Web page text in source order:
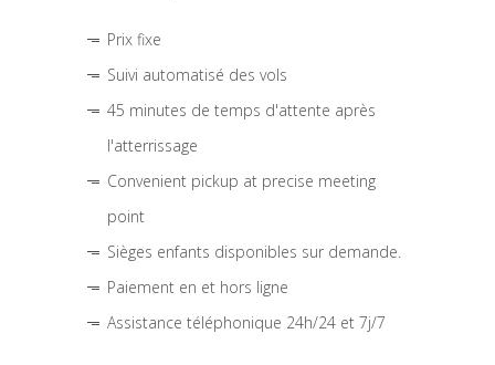
Prix fixe
Suivi automatisé des vols
45 minutes de temps d'attente après
l'atterrissage
Convenient pickup at precise meeting
point
Sièges enfants disponibles sur demande.
Paiement en et hors ligne
Assistance téléphonique 24h/24 et 7j/7